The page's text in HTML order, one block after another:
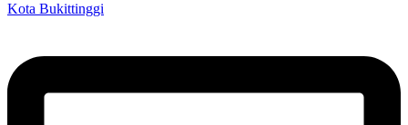
Kota Bukittinggi